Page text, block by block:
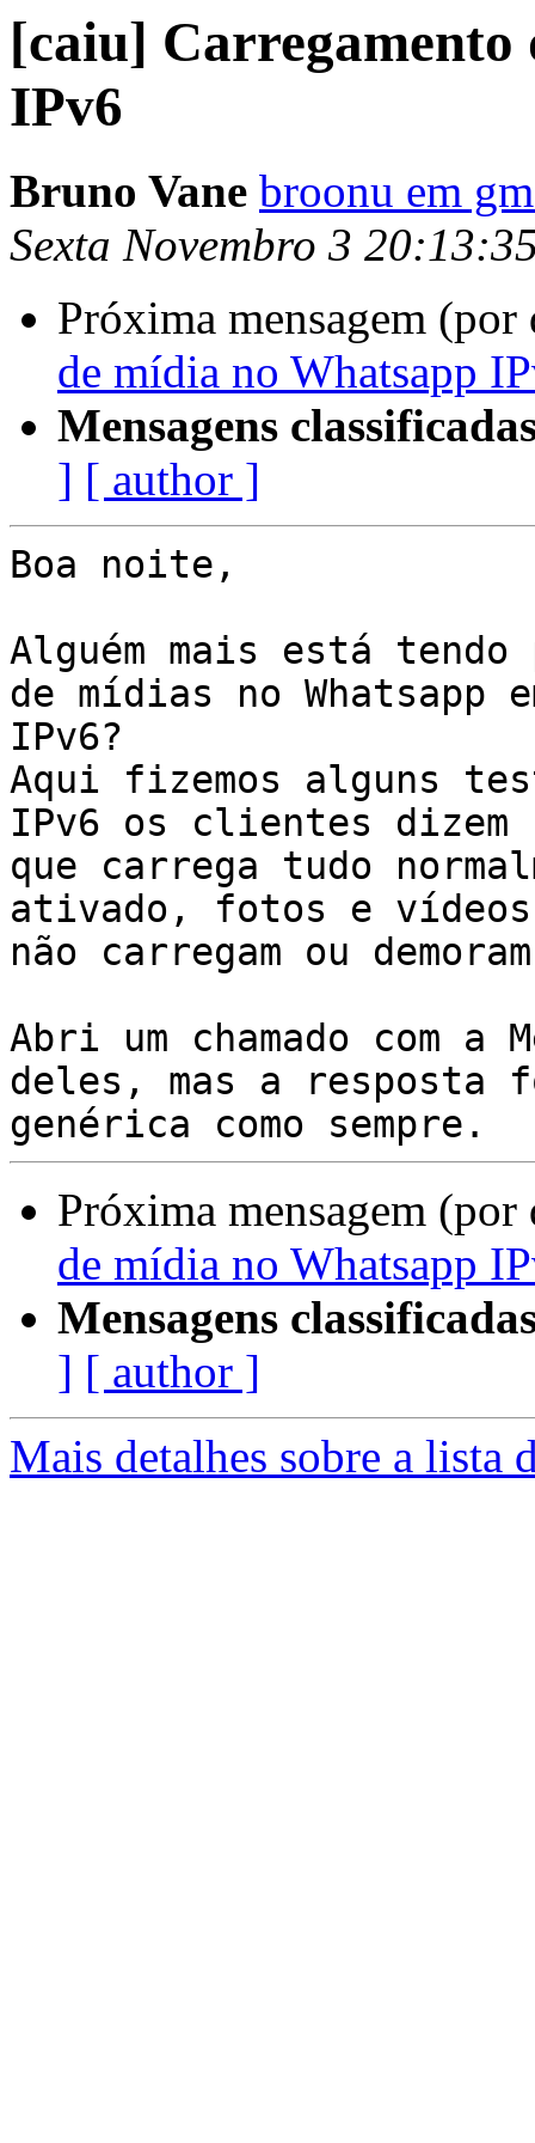
[caiu] Carregamento
IPv6
Bruno Vane broonu em
Sexta Novembro 3
Próxima mensagem
de mídia no Whatsapp
Mensagens
] [ author ]
Boa noite,
Alguém mais está tendo
de mídias no Whatsapp
IPv6?
Aqui fizemos alguns
IPv6 os clientes dizem
que carrega tudo
ativado, fotos e vídeos
não carregam ou
Abri um chamado com a
deles, mas a resposta
Próxima mensagem
de mídia no Whatsapp
Mensagens
] [ author ]
Mais detalhes sobre a lista